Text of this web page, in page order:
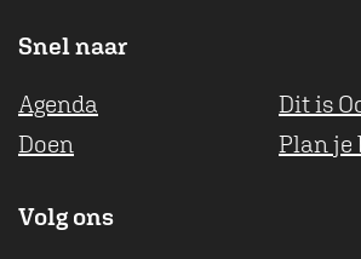
Snel naar
Agenda
Dit is
Doen
Plan je
Volg ons